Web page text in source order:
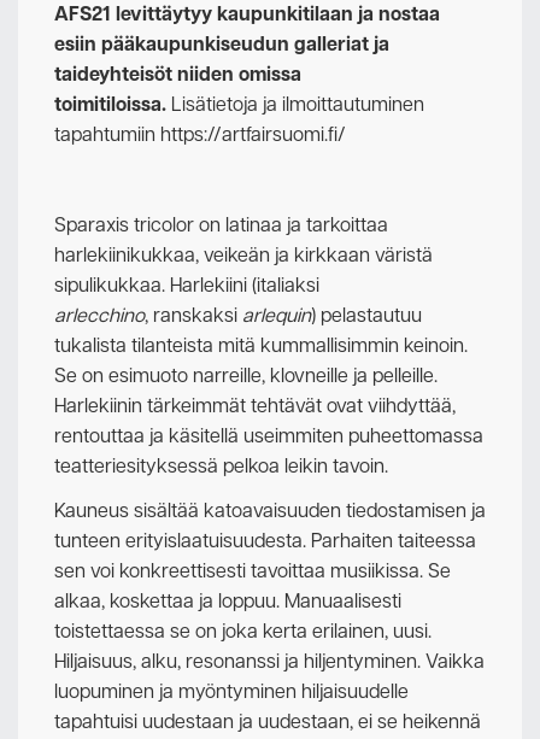
AFS21 levittäytyy kaupunkitilaan ja nostaa
esiin pääkaupunkiseudun galleriat ja
taideyhteisöt niiden omissa
toimitiloissa. Lisätietoja ja ilmoittautuminen
tapahtumiin https://artfairsuomi.fi/
Sparaxis tricolor on latinaa ja tarkoittaa
harlekiinikukkaa, veikeän ja kirkkaan väristä
sipulikukkaa. Harlekiini (italiaksi
arlecchino, ranskaksi arlequin) pelastautuu
tukalista tilanteista mitä kummallisimmin keinoin.
Se on esimuoto narreille, klovneille ja pelleille.
Harlekiinin tärkeimmät tehtävät ovat viihdyttää,
rentouttaa ja käsitellä useimmiten puheettomassa
teatteriesityksessä pelkoa leikin tavoin.
Kauneus sisältää katoavaisuuden tiedostamisen ja
tunteen erityislaatuisuudesta. Parhaiten taiteessa
sen voi konkreettisesti tavoittaa musiikissa. Se
alkaa, koskettaa ja loppuu. Manuaalisesti
toistettaessa se on joka kerta erilainen, uusi.
Hiljaisuus, alku, resonanssi ja hiljentyminen. Vaikka
luopuminen ja myöntyminen hiljaisuudelle
tapahtuisi uudestaan ja uudestaan, ei se heikennä